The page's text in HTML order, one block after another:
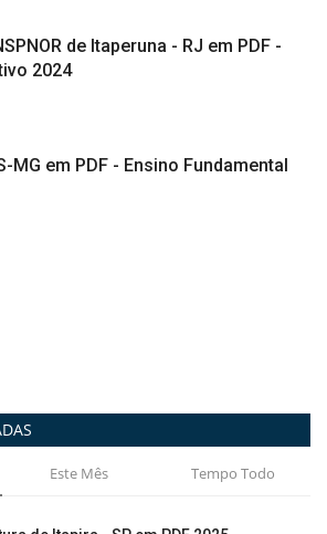
de Itaperuna - RJ em PDF -
2024
MG em PDF - Ensino Fundamental
Este Mês Tempo Todo